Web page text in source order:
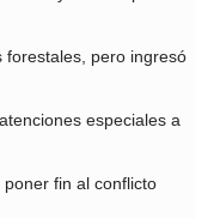
forestales, pero ingresó
especiales a
fin al conflicto